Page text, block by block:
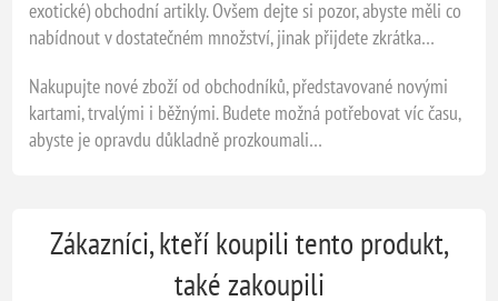
exotické) obchodní artikly. Ovšem dejte si pozor, abyste měli co
nabídnout v dostatečném množství, jinak přijdete zkrátka…
Nakupujte nové zboží od obchodníků, představované novými
kartami, trvalými i běžnými. Budete možná potřebovat víc času,
abyste je opravdu důkladně prozkoumali…
Zákazníci, kteří koupili tento produkt,
také zakoupili